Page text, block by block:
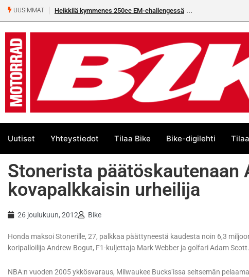
UUSIMMAT Heikkilä kymmenes 250cc EM-challengessä
Uutiset Yhteystiedot Tilaa Bike Bike-digilehti
Stonerista päätöskautenaan
kovapalkkaisin urheilija
26 joulukuun, 2012 Bike
Honda maksoi Stonerille, 27, palkkaa päättyneestä kaudesta noin 6,3
koripalloilija Andrew Bogut, F1-kuljettaja Mark Webber ja golfari Adam Scott.
NBA:n vuoden 2005 ykkösvaraus, Milwaukee Bucks’issa seitsemän